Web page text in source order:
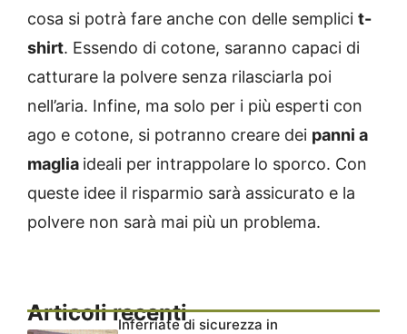
cosa si potrà fare anche con delle semplici t-
shirt. Essendo di cotone, saranno capaci di
catturare la polvere senza rilasciarla poi
nell’aria. Infine, ma solo per i più esperti con
ago e cotone, si potranno creare dei panni a
maglia ideali per intrappolare lo sporco. Con
queste idee il risparmio sarà assicurato e la
polvere non sarà mai più un problema.
Articoli recentiInferriate di sicurezza in